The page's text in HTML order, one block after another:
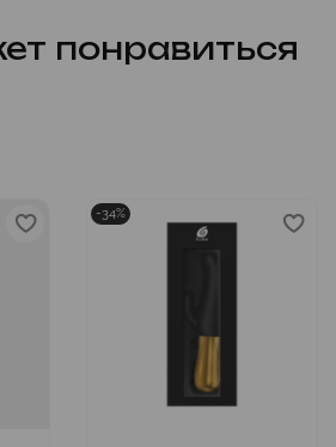
понравиться
-34%